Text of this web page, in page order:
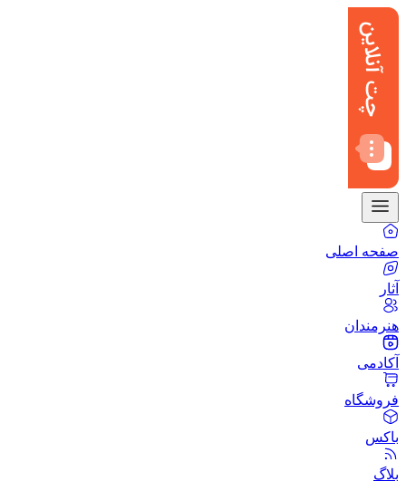
صفحه اصلی
آثار
هنرمندان
آکادمی
فروشگاه
باکس
بلاگ